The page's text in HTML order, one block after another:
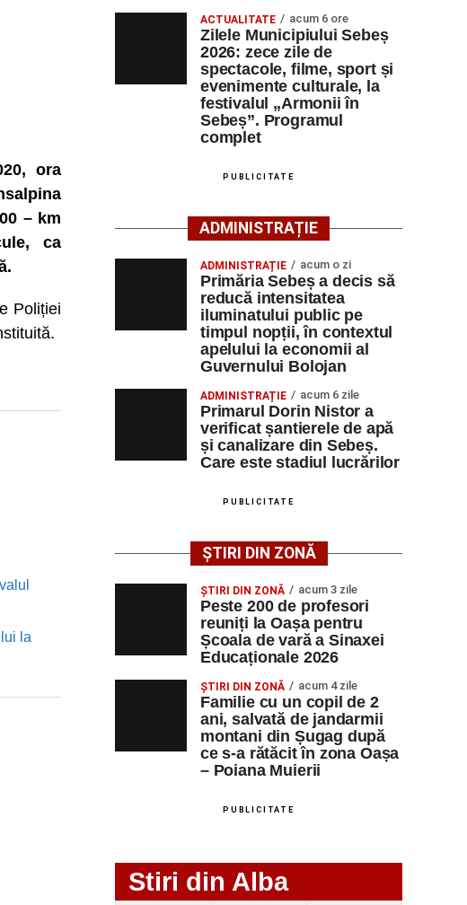
ora
– km
ca
Poliției
la
ACTUALITATE acum 6 ore
Zilele Municipiului Sebeș
2026: zece zile de
spectacole, filme, sport și
evenimente culturale, la
festivalul „Armonii în
Sebeș”. Programul
complet
PUBLICITATE
ADMINISTRAȚIE
ADMINISTRAȚIE acum o zi
Primăria Sebeș a decis să
reducă intensitatea
iluminatului public pe
timpul nopții, în contextul
apelului la economii al
Guvernului Bolojan
ADMINISTRAȚIE acum 6 zile
Primarul Dorin Nistor a
verificat șantierele de apă
și canalizare din Sebeș.
Care este stadiul lucrărilor
PUBLICITATE
ȘTIRI DIN ZONĂ
ȘTIRI DIN ZONĂ acum 3 zile
Peste 200 de profesori
reuniți la Oașa pentru
Școala de vară a Sinaxei
Educaționale 2026
ȘTIRI DIN ZONĂ acum 4 zile
Familie cu un copil de 2
ani, salvată de jandarmii
montani din Șugag după
ce s-a rătăcit în zona Oașa
– Poiana Muierii
PUBLICITATE
Stiri din Alba